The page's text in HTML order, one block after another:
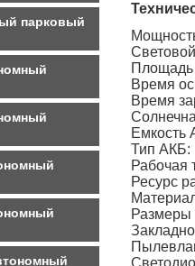
парковый
Время
Тип
Размеры